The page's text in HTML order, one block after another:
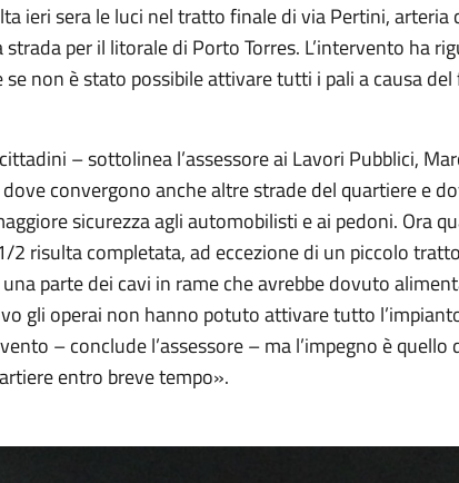
ieri sera le luci nel tratto finale di via Pertini, arteria
per il litorale di Porto Torres. L’intervento ha
non è stato possibile attivare tutti i pali a causa
– sottolinea l’assessore ai Lavori Pubblici,
convergono anche altre strade del quartiere e
sicurezza agli automobilisti e ai pedoni. Ora
2 risulta completata, ad eccezione di un piccolo
parte dei cavi in rame che avrebbe dovuto
gli operai non hanno potuto attivare tutto
– conclude l’assessore – ma l’impegno è
entro breve tempo».